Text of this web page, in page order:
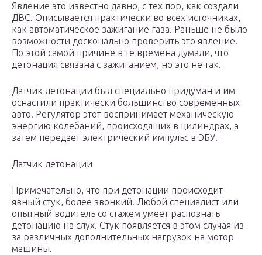
Явление это известно давно, с тех пор, как создали
ДВС. Описывается практически во всех источниках,
как автоматическое зажигание газа. Раньше не было
возможности досконально проверить это явление.
По этой самой причине в те времена думали, что
детонация связана с зажиганием, но это не так.
Датчик детонации был специально придуман и им
оснастили практически большинство современных
авто. Регулятор этот воспринимает механическую
энергию колебаний, происходящих в цилиндрах, а
затем передает электрический импульс в ЭБУ.
Датчик детонации
Примечательно, что при детонации происходит
явный стук, более звонкий. Любой специалист или
опытный водитель со стажем умеет распознать
детонацию на слух. Стук появляется в этом случая из-
за различных дополнительных нагрузок на мотор
машины.